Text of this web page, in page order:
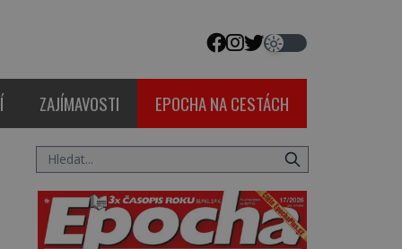
ZAJÍMAVOSTI EPOCHA NA CESTÁCH